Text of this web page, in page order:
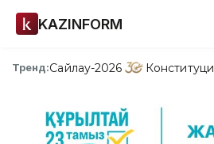
KAZINFORM
Тренд:Сайлау-2026